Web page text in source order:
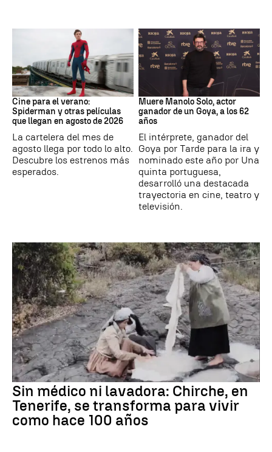
Cine
Cine para el verano:
Spiderman y otras películas
que llegan en agosto de 2026
La cartelera del mes de
agosto llega por todo lo alto.
Descubre los estrenos más
esperados.
Actor
Muere Manolo Solo, actor
ganador de un Goya, a los 62
años
El intérprete, ganador del
Goya por Tarde para la ira y
nominado este año por Una
quinta portuguesa,
desarrolló una destacada
trayectoria en cine, teatro y
televisión.
Sin médico ni lavadora: Chirche, en
Tenerife, se transforma para vivir
como hace 100 años